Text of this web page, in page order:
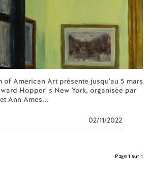
of American Art présente jusqu'au 5 mars
Hopper' s New York, organisée par
Ann Ames...
02/11/2022
Page 1 sur 1